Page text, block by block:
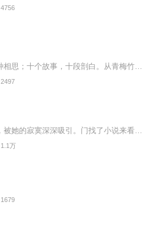
4756
2497
1.1万
1679